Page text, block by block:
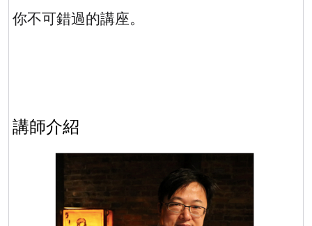
你不可錯過的講座。
講師介紹